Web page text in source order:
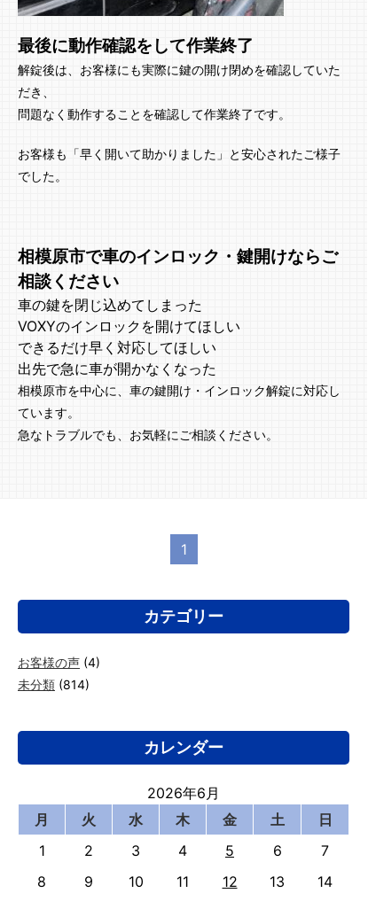
最後に動作確認をして作業終了
解錠後は、お客様にも実際に鍵の開け閉めを確認していた
だき、
問題なく動作することを確認して作業終了です。
お客様も「早く開いて助かりました」と安心されたご様子
でした。
相模原市で車のインロック・鍵開けならご
相談ください
車の鍵を閉じ込めてしまった
VOXYのインロックを開けてほしい
できるだけ早く対応してほしい
出先で急に車が開かなくなった
相模原市を中心に、車の鍵開け・インロック解錠に対応し
ています。
急なトラブルでも、お気軽にご相談ください。
1
カテゴリー
お客様の声 (4)
未分類 (814)
カレンダー
2026年6月
月
火 水 木 金 土
日
1
2 3 4 5 6
7
8
9 10 11 12 13 14